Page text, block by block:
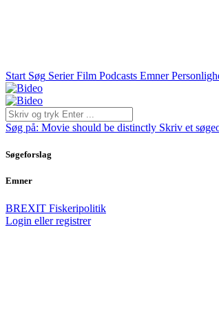
Start Søg Serier Film Podcasts Emner
Søg på: Movie should be distinctly Skriv et
Søgeforslag
Emner
BREXIT Fiskeripolitik
Login eller registrer